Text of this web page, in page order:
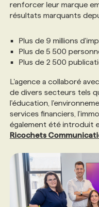
renforcer leur marque
résultats marquants
Plus de 9 millions
Plus de 5 500
Plus de 2 500
L'agence a collaboré
de divers secteurs tels
l'éducation,
services financiers,
également été introduit
Ricochets